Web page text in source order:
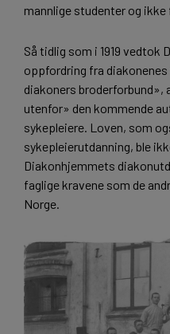
mannlige studenter og ikke
Så tidlig som i 1919 vedtok
oppfordring fra
diakoners broderforbund»,
utenfor» den kommende
sykepleiere. Loven, som
sykepleierutdanning, ble
Diakonhjemmets
faglige kravene som de
Norge.